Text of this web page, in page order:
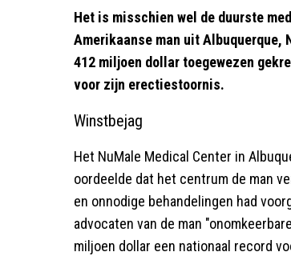
Het is misschien wel de duurste
Amerikaanse man uit Albuquerque,
412 miljoen dollar toegewezen
voor zijn erectiestoornis.
Winstbejag
Het NuMale Medical Center in
oordeelde dat het centrum de man
en onnodige behandelingen had
advocaten van de man
miljoen dollar een nationaal record